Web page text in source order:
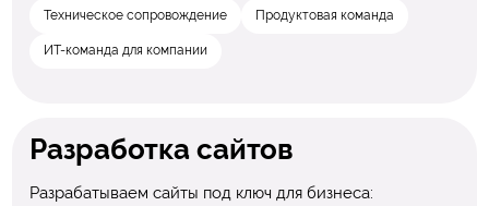
Техническое сопровождение Продуктовая команда
ИТ-команда для компании
Разработка сайтов
Разрабатываем сайты под ключ для бизнеса: